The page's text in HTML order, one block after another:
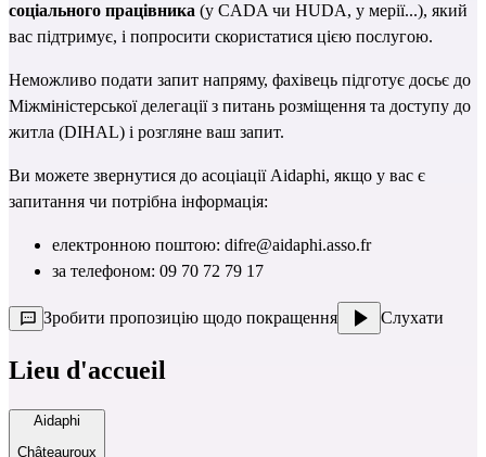
соціального працівника (у CADA чи HUDA, у мерії...), який
вас підтримує, і попросити скористатися цією послугою.
Міжміністерської делегації з питань розміщення та доступу до
житла (DIHAL) і розгляне ваш запит.
Ви можете звернутися до асоціації Aidaphi, якщо у вас є
запитання чи потрібна інформація:
електронною поштою: difre@aidaphi.asso.fr
за телефоном: 09 70 72 79 17
Зробити пропозицію щодо покращення Слухати
Lieu d'accueil
Aidaphi
Châteauroux